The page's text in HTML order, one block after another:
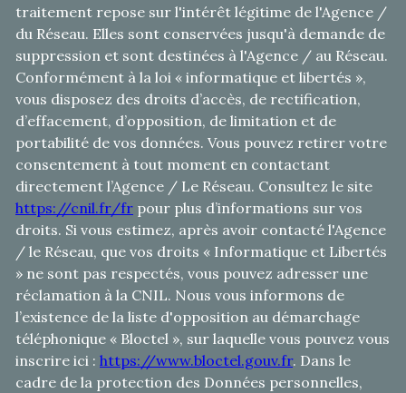
traitement repose sur l'intérêt légitime de l'Agence /
du Réseau. Elles sont conservées jusqu'à demande de
suppression et sont destinées à l'Agence / au Réseau.
Conformément à la loi « informatique et libertés »,
vous disposez des droits d’accès, de rectification,
d’effacement, d’opposition, de limitation et de
portabilité de vos données. Vous pouvez retirer votre
consentement à tout moment en contactant
directement l’Agence / Le Réseau. Consultez le site
https://cnil.fr/fr pour plus d’informations sur vos
droits. Si vous estimez, après avoir contacté l'Agence
/ le Réseau, que vos droits « Informatique et Libertés
» ne sont pas respectés, vous pouvez adresser une
réclamation à la CNIL. Nous vous informons de
l’existence de la liste d'opposition au démarchage
téléphonique « Bloctel », sur laquelle vous pouvez vous
inscrire ici : https://www.bloctel.gouv.fr. Dans le
cadre de la protection des Données personnelles,